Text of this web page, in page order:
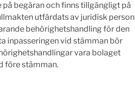
begäran och finns tillgängligt på
utfärdats av juridisk person
behörighetshandling för den
inpasseringen vid stämman bör
vara bolaget
före stämman.